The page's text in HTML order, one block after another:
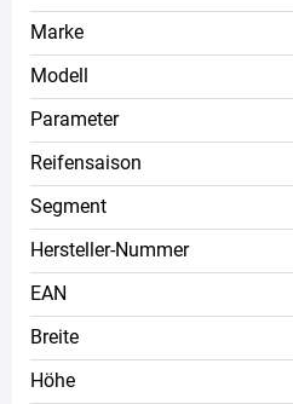
Marke
Modell
Parameter
Reifensaison
Segment
Hersteller-Nummer
EAN
Breite
Höhe